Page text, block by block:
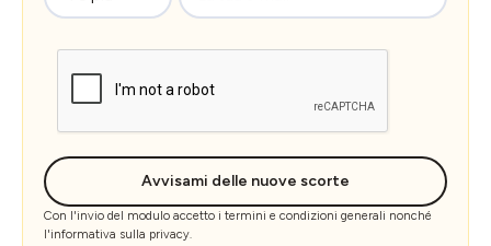
Avvisami delle nuove scorte
Con l'invio del modulo accetto i termini e condizioni generali nonché
l'informativa sulla privacy.